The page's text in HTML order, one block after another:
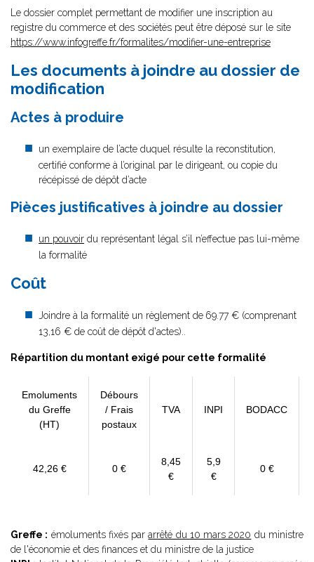
Le dossier complet permettant de modifier une inscription au
registre du commerce et des sociétés peut être déposé sur le site
https://www.infogreffe.fr/formalites/modifier-une-entreprise
Les documents à joindre au dossier de
modification
Actes à produire
un exemplaire de l’acte duquel résulte la reconstitution,
certifié conforme à l’original par le dirigeant, ou copie du
récépissé de dépôt d’acte
Pièces justificatives à joindre au dossier
un pouvoir du représentant légal s’il n’effectue pas lui-même
la formalité
Coût
Joindre à la formalité un règlement de 69.77 € (comprenant
13,16 € de coût de dépôt d'actes)..
Répartition du montant exigé pour cette formalité
Emoluments
du Greffe
(HT)
Débours
/ Frais
postaux
TVA INPI BODACC
42,26 € 0 €
8,45
€
5,9
€
0 €
Greffe : émoluments fixés pararrêté du 10 mars 2020 du ministre
de l'économie et des finances et du ministre de la justice